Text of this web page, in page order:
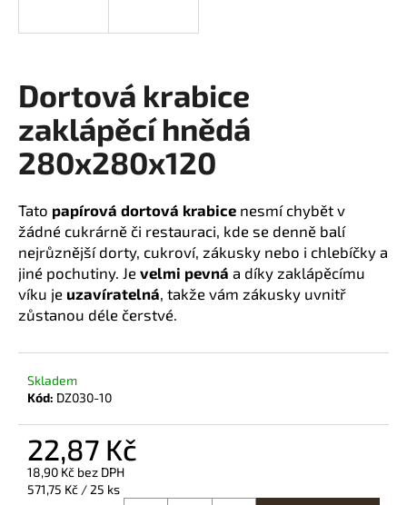
Dortová krabice
zaklápěcí hnědá
280x280x120
Tato papírová dortová krabice nesmí chybět v
žádné cukrárně či restauraci, kde se denně balí
nejrůznější dorty, cukroví, zákusky nebo i chlebíčky a
jiné pochutiny. Je velmi pevná a díky zaklápěcímu
víku je uzavíratelná , takže vám zákusky uvnitř
zůstanou déle čerstvé.
Skladem
Kód: DZ030-10
22,87 Kč
18,90 Kč bez DPH
Měrná
571,75 Kč / 25 ks
t
HLEDAT
D
o
o
u
u
e
m